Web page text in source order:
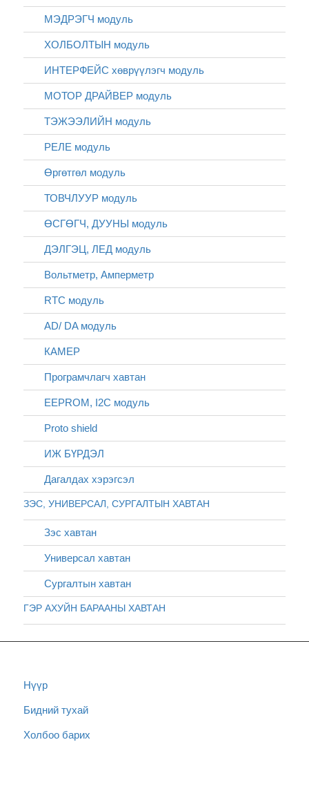
МЭДРЭГЧ модуль
ХОЛБОЛТЫН модуль
ИНТЕРФЕЙС хөврүүлэгч модуль
МОТОР ДРАЙВЕР модуль
ТЭЖЭЭЛИЙН модуль
РЕЛЕ модуль
Өргөтгөл модуль
ТОВЧЛУУР модуль
ӨСГӨГЧ, ДУУНЫ модуль
ДЭЛГЭЦ, ЛЕД модуль
Вольтметр, Амперметр
RTC модуль
AD/ DA модуль
КАМЕР
Програмчлагч хавтан
EEPROM, I2C модуль
Proto shield
ИЖ БҮРДЭЛ
Дагалдах хэрэгсэл
ЗЭС, УНИВЕРСАЛ, СУРГАЛТЫН ХАВТАН
Зэс хавтан
Универсал хавтан
Сургалтын хавтан
ГЭР АХУЙН БАРААНЫ ХАВТАН
Нүүр
Бидний тухай
Холбоо барих